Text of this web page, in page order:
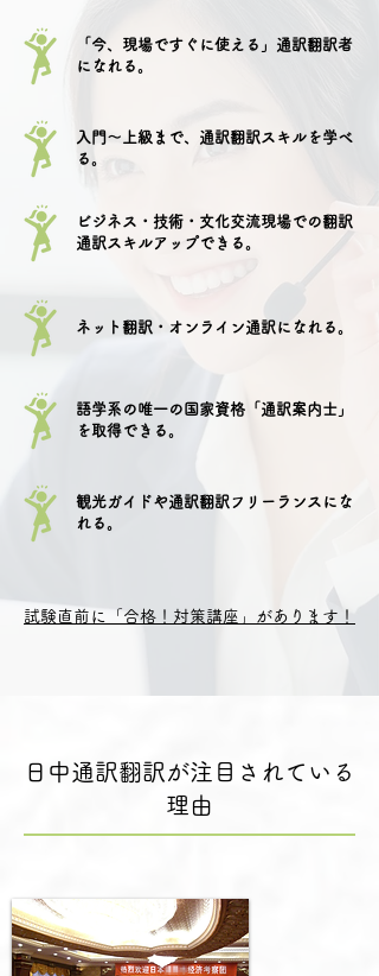
「今、現場ですぐに使える」通訳翻訳者
になれる。
入門～上級まで、通訳翻訳スキルを学べ
る ​。
ビジネス・技術・文化交流現場での翻訳
通訳スキルアップできる ​。
ネット翻訳・オンライン通訳になれる。
語学系の唯一の国家資格「通訳案内士」
を取得できる。
観光ガイドや通訳翻訳フリーランスにな
れる。
試験直前に「合格！対策講座」があります！
日中通訳翻訳が注目されている
理由